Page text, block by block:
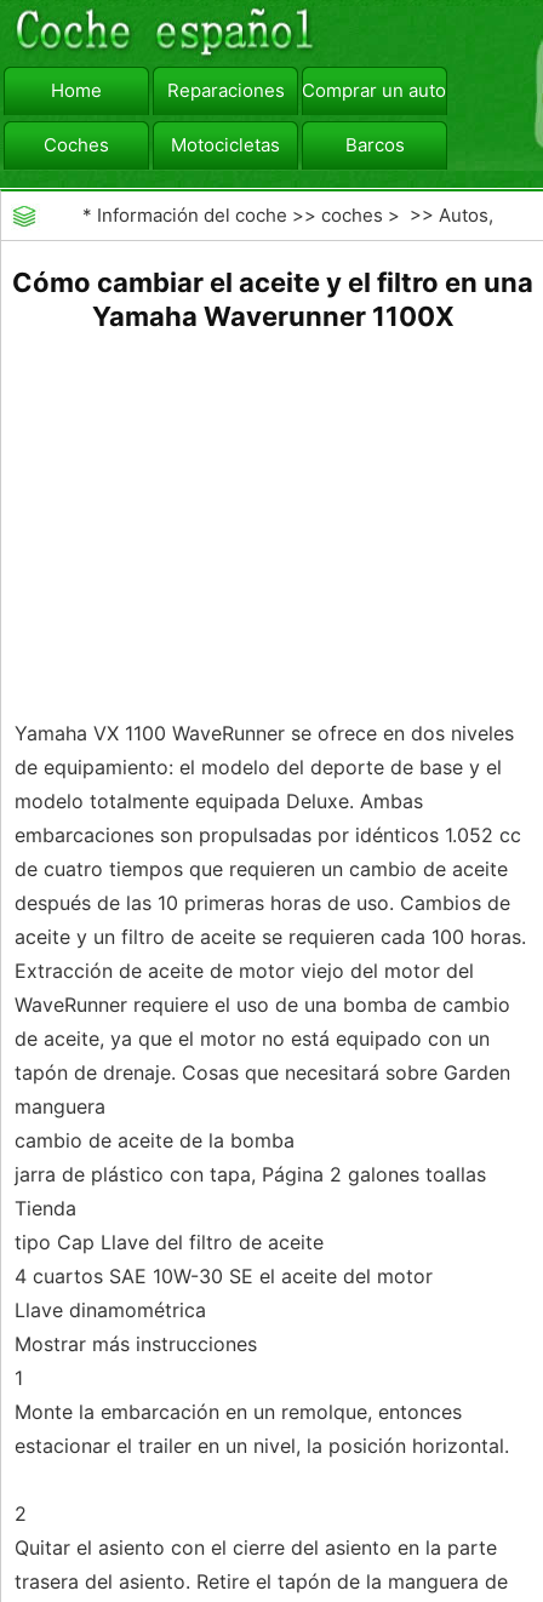
Home Reparaciones Comprar un automóvil
Coches Motocicletas Barcos
viajar Camiones
* Información del coche >>coches > >>Autos,
Cómo cambiar el aceite y el filtro en una
Yamaha Waverunner 1100X
Yamaha VX 1100 WaveRunner se ofrece en dos niveles
de equipamiento: el modelo del deporte de base y el
modelo totalmente equipada Deluxe. Ambas
embarcaciones son propulsadas por idénticos 1.052 cc
de cuatro tiempos que requieren un cambio de aceite
después de las 10 primeras horas de uso. Cambios de
aceite y un filtro de aceite se requieren cada 100 horas.
Extracción de aceite de motor viejo del motor del
WaveRunner requiere el uso de una bomba de cambio
de aceite, ya que el motor no está equipado con un
tapón de drenaje. Cosas que necesitará sobre Garden
manguera
cambio de aceite de la bomba
jarra de plástico con tapa, Página 2 galones toallas
Tienda
tipo Cap Llave del filtro de aceite
4 cuartos SAE 10W-30 SE el aceite del motor
Llave dinamométrica
Mostrar más instrucciones
1
Monte la embarcación en un remolque, entonces
estacionar el trailer en un nivel, la posición horizontal.
2
Quitar el asiento con el cierre del asiento en la parte
trasera del asiento. Retire el tapón de la manguera de